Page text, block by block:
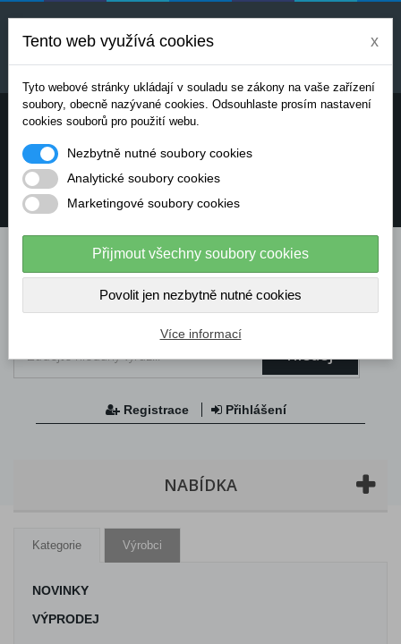
Uvedené ceny jsou orientační a mohou se měnit v
závislosti na aktuálních cenách výrobců a
dodavatelů. Pro přesnou cenovou nabídku prosím
Potřebujete poradit? Chcete objednávat telefonicky:
info@dataflex-security.com
Hledej
Registrace Přihlášení
NABÍDKA
Kategorie Výrobci
NOVINKY
VÝPRODEJ
Tento web využívá cookies x
Tyto webové stránky ukládají v souladu se zákony na vaše zařízení
soubory, obecně nazývané cookies. Odsouhlaste prosím nastavení
cookies souborů pro použití webu.
Nezbytně nutné soubory cookies
Analytické soubory cookies
Marketingové soubory cookies
Přijmout všechny soubory cookies
Povolit jen nezbytně nutné cookies
Více informací